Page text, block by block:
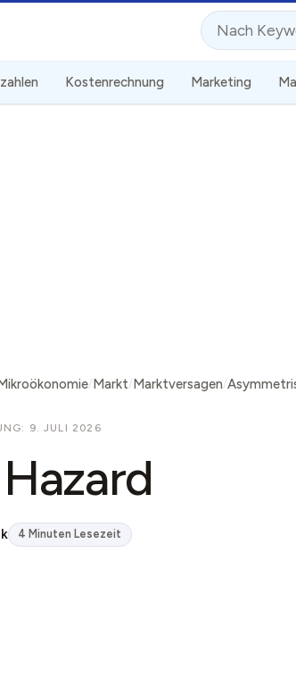
Suche
Kostenrechnung Marketing
Markt Marktversagen
9. JULI 2026
4 Minuten Lesezeit